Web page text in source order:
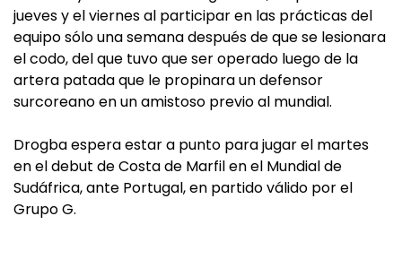
jueves y el viernes al participar en las prácticas del
equipo sólo una semana después de que se lesionara
el codo, del que tuvo que ser operado luego de la
artera patada que le propinara un defensor
surcoreano en un amistoso previo al mundial.
Drogba espera estar a punto para jugar el martes
en el debut de Costa de Marfil en el Mundial de
Sudáfrica, ante Portugal, en partido válido por el
Grupo G.